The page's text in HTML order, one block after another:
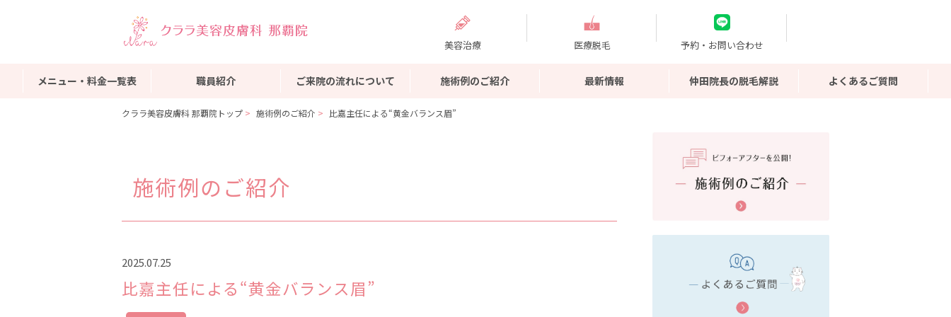
美容治療 医療脱毛 予約・お問い合わせ
メニュー・料金一覧表 職員紹介 ご来院の流れについて 施術例のご紹介 最新情報 仲田院長の脱毛解説 よくあるご質問
クララ美容皮膚科 那覇院トップ 施術例のご紹介 比嘉主任による“黄金バランス眉”
施術例のご紹介
2025.07.25
比嘉主任による“黄金バランス眉”